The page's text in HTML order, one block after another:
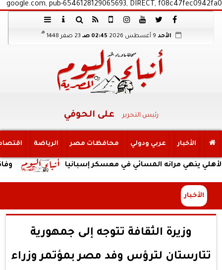
google.com, pub-6546128129065693, DIRECT, f08c47fec0942fa0
الأحد 02:45 صـ 23 صفر 1448
هـ
رئيس التحرير على الحوفي
الأخبار عربي ودولي محافظات مصر الرياضة
وفاة والد مرانه المسائي في معسكر إسبانيا
الأخبار
وزيرة الثقافة تتوجه إلى جمهورية
تتارستان لترؤس وفد مصر بمؤتمر وزراء